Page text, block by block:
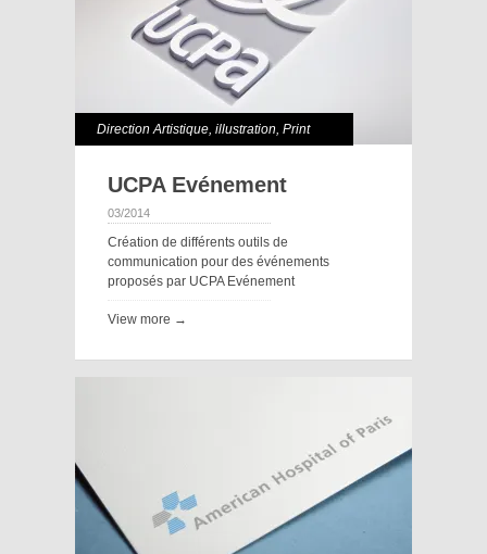
Direction Artistique, illustration, Print
UCPA Evénement
03/2014
Création de différents outils de
communication pour des événements
proposés par UCPA Evénement
View more →